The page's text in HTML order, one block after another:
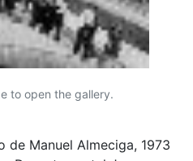
to open the gallery.
de Manuel Almeciga, 1973